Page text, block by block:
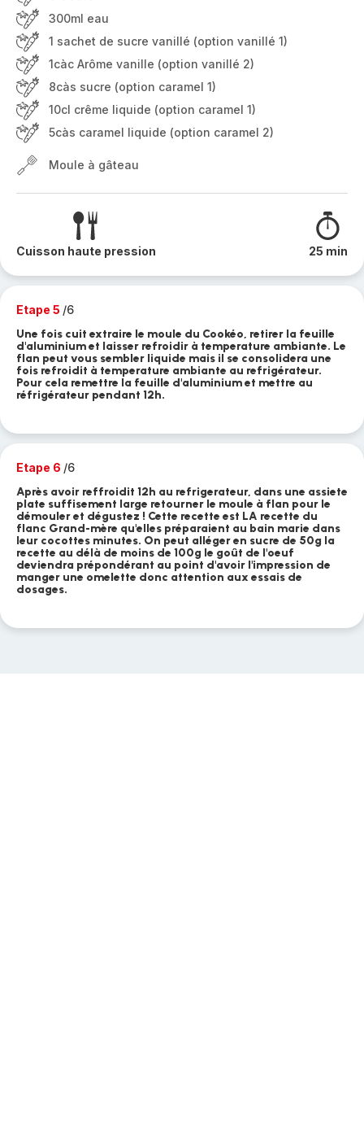
300ml eau
1 sachet de sucre vanillé (option vanillé 1)
1càc Arôme vanille (option vanillé 2)
8càs sucre (option caramel 1)
10cl crême liquide (option caramel 1)
5càs caramel liquide (option caramel 2)
Moule à gâteau
Cuisson haute pression 25 min
Etape 5 /6
Une fois cuit extraire le moule du Cookéo, retirer la feuille
d'aluminium et laisser refroidir à temperature ambiante. Le
flan peut vous sembler liquide mais il se consolidera une
fois refroidit à temperature ambiante au refrigérateur.
Pour cela remettre la feuille d'aluminium et mettre au
réfrigérateur pendant 12h.
Etape 6 /6
Après avoir reffroidit 12h au refrigerateur, dans une assiete
plate suffisement large retourner le moule à flan pour le
démouler et dégustez ! Cette recette est LA recette du
flanc Grand-mère qu'elles préparaient au bain marie dans
leur cocottes minutes. On peut alléger en sucre de 50g la
recette au délà de moins de 100g le goût de l'oeuf
deviendra prépondérant au point d'avoir l'impression de
manger une omelette donc attention aux essais de
dosages.